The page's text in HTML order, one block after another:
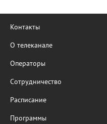
Контакты
О телеканале
Операторы
Сотрудничество
Расписание
Программы